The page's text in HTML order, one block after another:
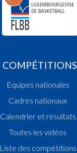
COMPÉTITIONS
Equipes nationales
Cadres nationaux
Calendrier et résultats
Toutes les vidéos
Liste des compétitions